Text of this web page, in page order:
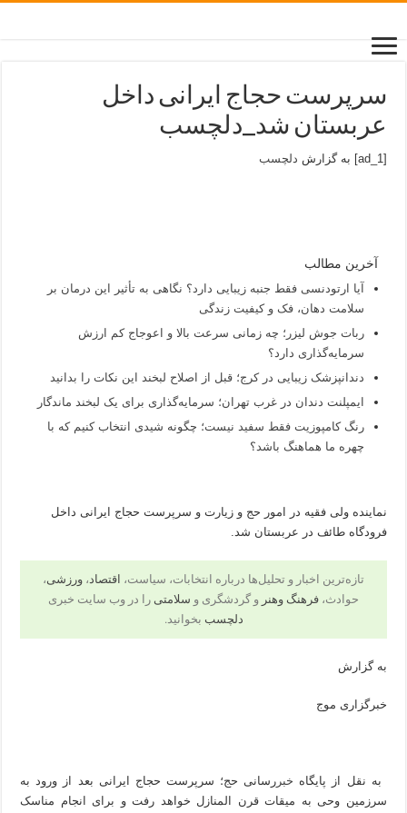
سرپرست حجاج ایرانی داخل
عربستان شد_دلچسب
[ad_1] به گزارش دلچسب
آخرین مطالب
آیا ارتودنسی فقط جنبه زیبایی دارد؟ نگاهی به تأثیر این درمان بر
سلامت دهان، فک و کیفیت زندگی
ربات جوش لیزر؛ چه زمانی سرعت بالا و اعوجاج کم ارزش
سرمایه‌گذاری دارد؟
دندانپزشک زیبایی در کرج؛ قبل از اصلاح لبخند این نکات را بدانید
ایمپلنت دندان در غرب تهران؛ سرمایه‌گذاری برای یک لبخند ماندگار
رنگ کامپوزیت فقط سفید نیست؛ چگونه شیدی انتخاب کنیم که با
چهره ما هماهنگ باشد؟
نماینده ولی فقیه در امور حج و زیارت و سرپرست حجاج ایرانی داخل
فرودگاه طائف در عربستان شد.
تازه‌ترین اخبار و تحلیل‌ها درباره انتخابات، سیاست، اقتصاد، ورزشی،
حوادث، فرهنگ وهنر و گردشگری و سلامتی را در وب سایت خبری
دلچسب بخوانید.
به گزارش
خبرگزاری موج
​ به نقل از پایگاه خبر ‌رسانی حج؛ سرپرست حجاج ایرانی بعد از ورود به
سرزمین وحی به میقات قرن المنازل خواهد رفت و برای انجام مناسک